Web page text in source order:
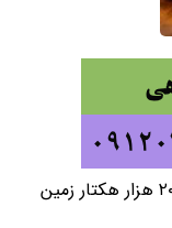
همین حالا باغ های شمال کشور در حدود ۲۰ هزار هکتار زمین